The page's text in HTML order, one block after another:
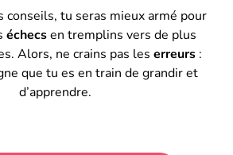
conseils, tu seras mieux armé pour
échecsen tremplins vers de plus
Alors, ne crains pas les erreurs:
que tu es en train de grandir et
d’apprendre.